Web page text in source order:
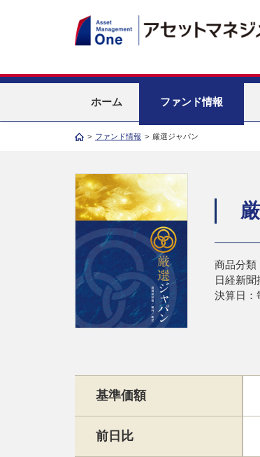
ホーム ファンド情報
> ファンド情報 > 厳選ジャパン
商品分類
日経新
決算日：
基準価額
前日比